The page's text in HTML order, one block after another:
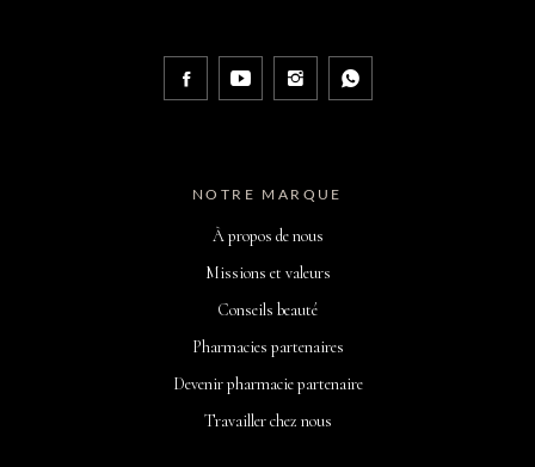
NOTRE MARQUE
À propos de nous
Missions et valeurs
Conseils beauté
Pharmacies partenaires
Devenir pharmacie partenaire
Travailler chez nous